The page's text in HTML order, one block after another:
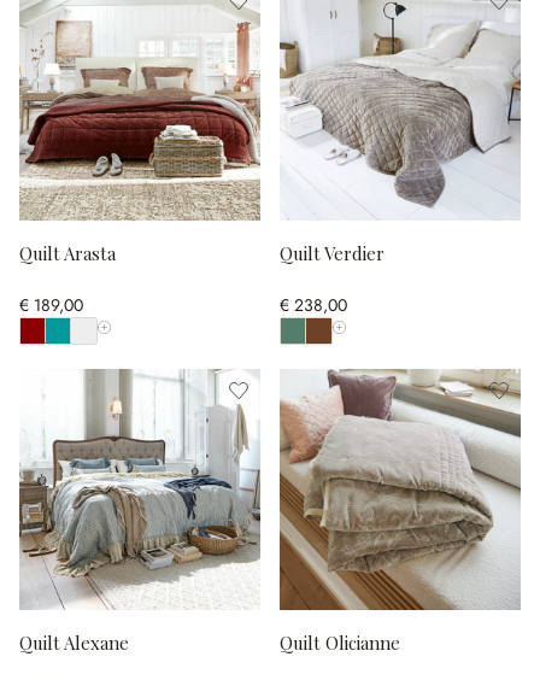
Quilt Arasta
€ 189,00
Alle Farben anzeigen
Quilt Verdier
€ 238,00
Alle Farben anzeigen
Quilt Alexane Quilt Olicianne